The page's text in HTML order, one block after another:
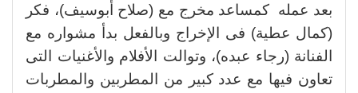
بعد عمله كمساعد مخرج مع (صلاح أبوسيف)، فكر
(كمال عطية) فى الإخراج وبالفعل بدأ مشواره مع
الفنانة (رجاء عبده)، وتوالت الأفلام والأغنيات التى
تعاون فيها مع عدد كبير من المطربين والمطربات